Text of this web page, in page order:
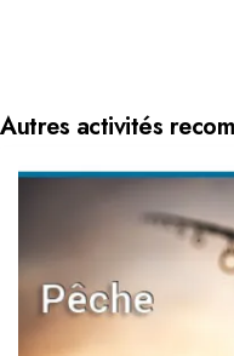
Autres activités